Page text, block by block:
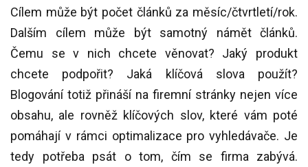
Cílem může být počet článků za měsíc/čtvrtletí/rok.
Dalším cílem může být samotný námět článků.
Čemu se v nich chcete věnovat? Jaký produkt
chcete podpořit? Jaká klíčová slova použít?
Blogování totiž přináší na firemní stránky nejen více
obsahu, ale rovněž klíčových slov, které vám poté
pomáhají v rámci optimalizace pro vyhledávače. Je
tedy potřeba psát o tom, čím se firma zabývá.